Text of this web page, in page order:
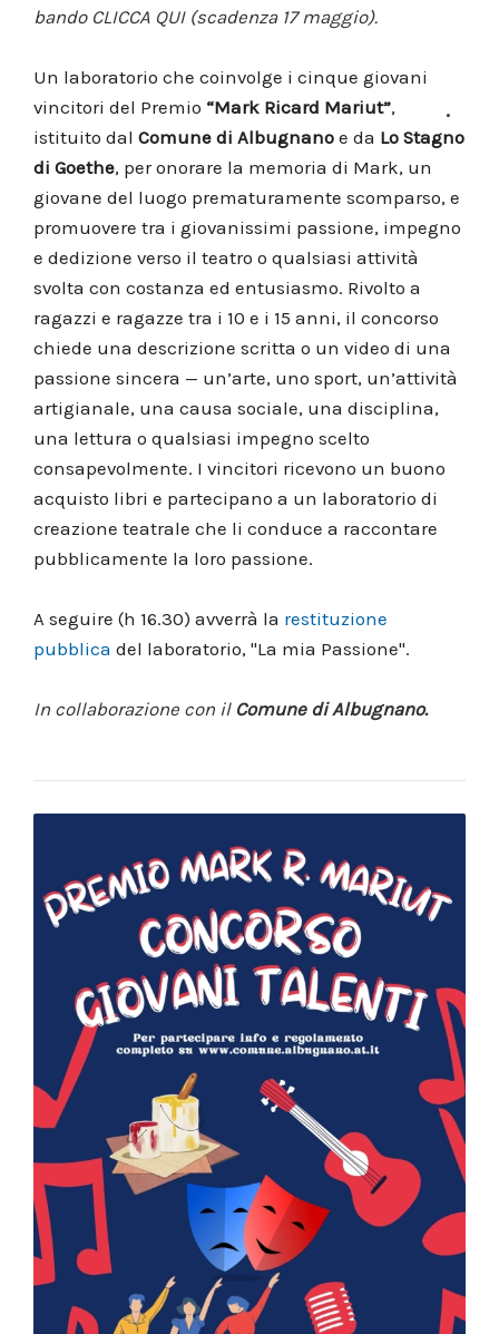
bando CLICCA QUI(scadenza 17 maggio).
Un laboratorio che coinvolge i cinque giovani
vincitori del Premio “Mark Ricard Mariut”,
istituito dal Comune di Albugnano e da Lo Stagno
di Goethe, per onorare la memoria di Mark, un
giovane del luogo prematuramente scomparso, e
promuovere tra i giovanissimi passione, impegno
e dedizione verso il teatro o qualsiasi attività
svolta con costanza ed entusiasmo. Rivolto a
ragazzi e ragazze tra i 10 e i 15 anni, il concorso
chiede una descrizione scritta o un video di una
passione sincera — un’arte, uno sport, un’attività
artigianale, una causa sociale, una disciplina,
una lettura o qualsiasi impegno scelto
consapevolmente. I vincitori ricevono un buono
acquisto libri e partecipano a un laboratorio di
creazione teatrale che li conduce a raccontare
pubblicamente la loro passione.
A seguire (h 16.30) avverrà la restituzione
pubblica del laboratorio, "La mia Passione".
In collaborazione con il Comune di Albugnano.